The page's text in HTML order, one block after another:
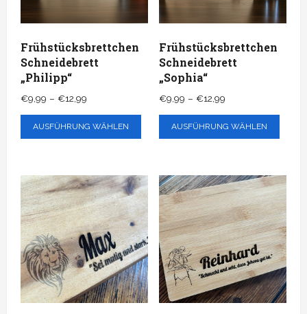
Frühstücksbrettchen
Schneidebrett
„Philipp“
€9,99 – €12,99
€9,99
bis
AUSFÜHRUNG WÄHLEN
Produkt
mehrere
Varianten
auf.
Die
Optionen
können
auf
der
Frühstücksbrettchen
Schneidebrett
„Sophia“
€9,99 – €12,99Preisspanne:
€9,99
bis
AUSFÜHRUNG WÄHLEN
auf.
Die
auf
der